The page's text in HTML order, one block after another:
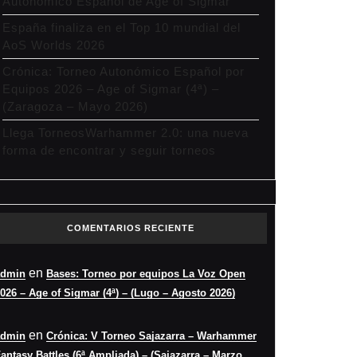
España finaliza en el Top 10 mundial del
AoS Worlds 2026
Crónica: Torneo Autonómico Español por
Equipos 2026 – Age of Sigmar (4ª) –
(Zaragoza – Mayo 2026)
Llega TorneosWarhammer 2.0: una nueva
forma de encontrar y seguir torneos
COMENTARIOS RECIENTE
en Bases: Torneo por equipos La Voz Open
– Age of Sigmar (4ª) – (Lugo – Agosto 2026)
en Crónica: V Torneo Sajazarra – Warhammer